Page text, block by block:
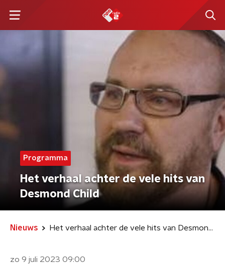
Programma
Het verhaal achter de vele hits van
Desmond Child
Nieuws Het verhaal achter de vele hits van Desmond Child
zo 9 juli 2023 09:00